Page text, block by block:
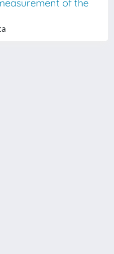
of the